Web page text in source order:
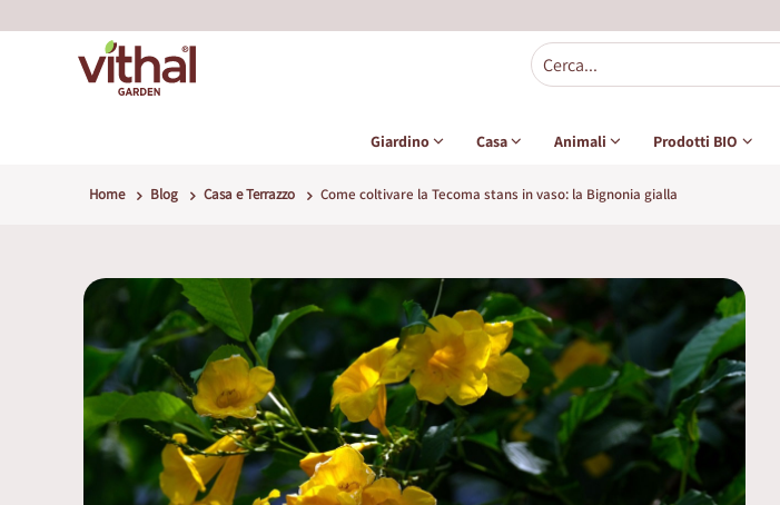
Giardino Casa Animali Prodotti BIO
Home Blog Casa e Terrazzo Come coltivare la Tecoma stans in vaso: la Bignonia gialla